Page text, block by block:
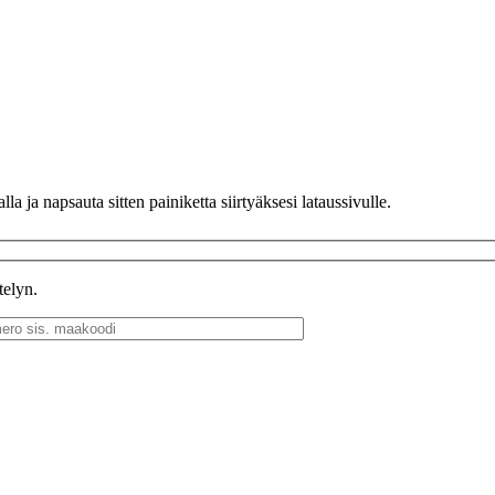
ja napsauta sitten painiketta siirtyäksesi lataussivulle.